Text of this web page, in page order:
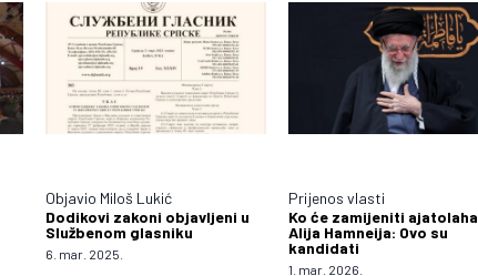
Objavio Miloš Lukić
Dodikovi zakoni objavljeni u
Službenom glasniku
6. mar. 2025.
Prijenos vlasti
Ko će zamijeniti ajatolaha
Alija Hamneija: Ovo su
kandidati
1. mar. 2026.